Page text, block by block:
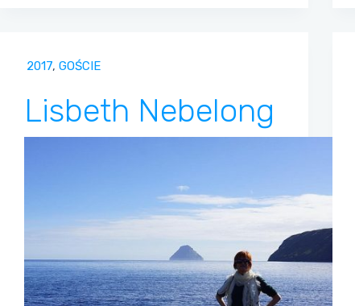
2017, GOŚCIE
Lisbeth Nebelong